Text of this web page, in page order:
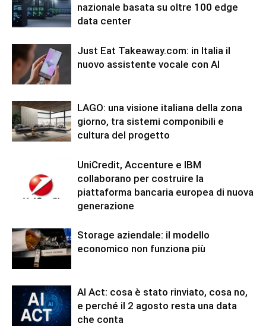
nazionale basata su oltre 100 edge
data center
Just Eat Takeaway.com: in Italia il
nuovo assistente vocale con AI
LAGO: una visione italiana della zona
giorno, tra sistemi componibili e
cultura del progetto
UniCredit, Accenture e IBM
collaborano per costruire la
piattaforma bancaria europea di nuova
generazione
Storage aziendale: il modello
economico non funziona più
AI Act: cosa è stato rinviato, cosa no,
e perché il 2 agosto resta una data
che conta